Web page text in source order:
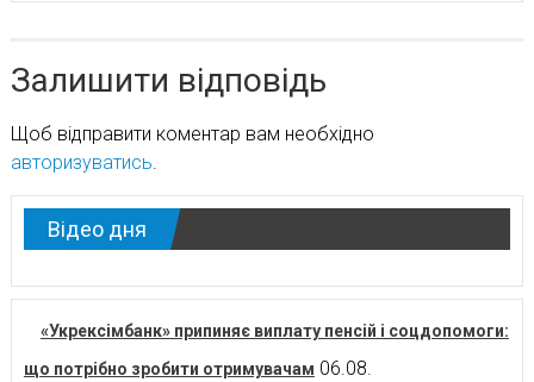
Залишити відповідь
Щоб відправити коментар вам необхідно
авторизуватись.
Відео дня
«Укрексімбанк» припиняє виплату пенсій і соцдопомоги:
що потрібно зробити отримувачам 06.08.